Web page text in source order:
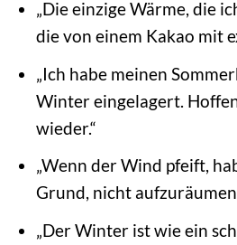
„Die einzige Wärme, die
die von einem Kakao mit
„Ich habe meinen
Winter eingelagert.
wieder.“
„Wenn der Wind pfeift,
Grund, nicht
„Der Winter ist wie ein